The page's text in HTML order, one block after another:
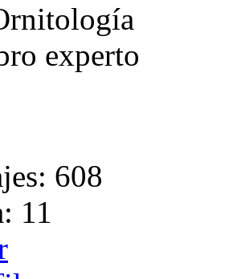
experto
608
11